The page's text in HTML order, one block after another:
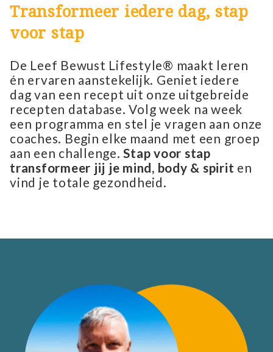
Transformeer iedere dag, stap
voor stap
De Leef Bewust Lifestyle® maakt leren
én ervaren aanstekelijk. Geniet iedere
dag van een recept uit onze uitgebreide
recepten database. Volg week na week
een programma en stel je vragen aan onze
coaches. Begin elke maand met een groep
aan een challenge.Stap voor stap
transformeer jij je mind, body & spirit en
vind je totale gezondheid.